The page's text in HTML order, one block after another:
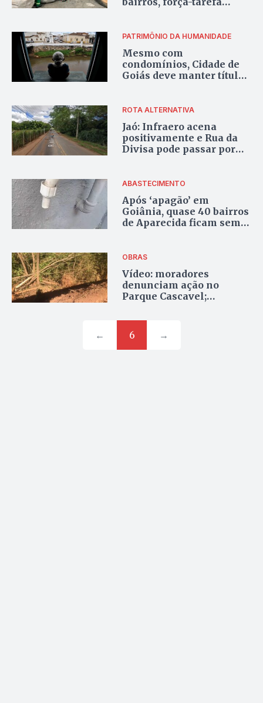
PATRIMÔNIO DA HUMANIDADE
Mesmo com
condomínios, Cidade de
Goiás deve manter título
ROTA ALTERNATIVA
Jaó: Infraero acena
positivamente e Rua da
Divisa pode passar por
ABASTECIMENTO
Após ‘apagão’ em
Goiânia, quase 40 bairros
de Aparecida ficam sem
OBRAS
Vídeo: moradores
denunciam ação no
Parque Cascavel;
abertura de rua
←
6 →